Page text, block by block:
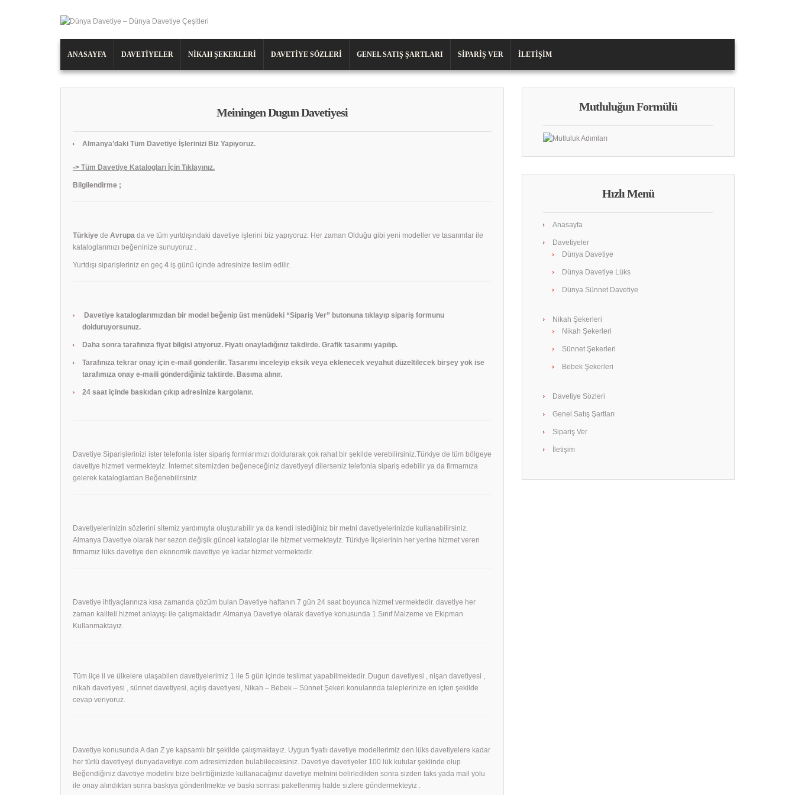
ANASAYFA DAVETIYELER NIKAH ŞEKERLERI DAVETIYE SÖZLERI GENEL SATIŞ ŞARTLARI SIPARIŞ VER İLETIŞIM
Meiningen Dugun Davetiyesi
Almanya’daki Tüm Davetiye İşlerinizi Biz Yapıyoruz.
-> Tüm Davetiye Katalogları İçin Tıklayınız.
Bilgilendirme ;
Türkiye de Avrupa da ve tüm yurtdışındaki davetiye işlerini biz yapıyoruz. Her zaman Olduğu gibi yeni modeller ve tasarımlar ile
kataloglarımızı beğeninize sunuyoruz .
Yurtdışı siparişleriniz en geç 4 iş günü içinde adresinize teslim edilir.
Davetiye kataloglarımızdan bir model beğenip üst menüdeki “Sipariş Ver” butonuna tıklayıp sipariş formunu
dolduruyorsunuz.
Daha sonra tarafınıza fiyat bilgisi atıyoruz. Fiyatı onayladığınız takdirde. Grafik tasarımı yapılıp.
Tarafınıza tekrar onay için e-mail gönderilir. Tasarımı inceleyip eksik veya eklenecek veyahut düzeltilecek birşey yok ise
tarafımıza onay e-maili gönderdiğiniz taktirde. Basıma alınır.
24 saat içinde baskıdan çıkıp adresinize kargolanır.
Davetiye Siparişlerinizi ister telefonla ister sipariş formlarımızı doldurarak çok rahat bir şekilde verebilirsiniz.Türkiye de tüm bölgeye
davetiye hizmeti vermekteyiz. İnternet sitemizden beğeneceğiniz davetiyeyi dilerseniz telefonla sipariş edebilir ya da firmamıza
gelerek kataloglardan Beğenebilirsiniz.
Davetiyelerinizin sözlerini sitemiz yardımıyla oluşturabilir ya da kendi istediğiniz bir metni davetiyelerinizde kullanabilirsiniz.
Almanya Davetiye olarak her sezon değişik güncel kataloglar ile hizmet vermekteyiz. Türkiye İlçelerinin her yerine hizmet veren
firmamız lüks davetiye den ekonomik davetiye ye kadar hizmet vermektedir.
Davetiye ihtiyaçlarınıza kısa zamanda çözüm bulan Davetiye haftanın 7 gün 24 saat boyunca hizmet vermektedir. davetiye her
zaman kaliteli hizmet anlayışı ile çalışmaktadır. Almanya Davetiye olarak davetiye konusunda 1.Sınıf Malzeme ve Ekipman
Kullanmaktayız.
Tüm ilçe il ve ülkelere ulaşabilen davetiyelerimiz 1 ile 5 gün içinde teslimat yapabilmektedir. Dugun davetiyesi , nişan davetiyesi ,
nikah davetiyesi , sünnet davetiyesi, açılış davetiyesi, Nikah – Bebek – Sünnet Şekeri konularında taleplerinize en içten şekilde
cevap veriyoruz.
Davetiye konusunda A dan Z ye kapsamlı bir şekilde çalışmaktayız. Uygun fiyatlı davetiye modellerimiz den lüks davetiyelere kadar
her türlü davetiyeyi dunyadavetiye.com adresimizden bulabileceksiniz. Davetiye davetiyeler 100 lük kutular şeklinde olup
Beğendiğiniz davetiye modelini bize belirttiğinizde kullanacağınız davetiye metnini belirledikten sonra sizden faks yada mail yolu
ile onay alındıktan sonra baskıya gönderilmekte ve baskı sonrası paketlenmiş halde sizlere göndermekteyiz .
Mutluluğun Formülü
Hızlı Menü
Anasayfa
Davetiyeler
Dünya Davetiye
Dünya Davetiye Lüks
Dünya Sünnet Davetiye
Nikah Şekerleri
Nikah Şekerleri
Sünnet Şekerleri
Bebek Şekerleri
Davetiye Sözleri
Genel Satış Şartları
Sipariş Ver
İletişim